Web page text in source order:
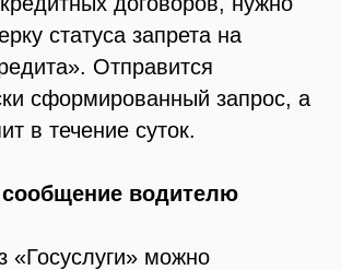
статуса запрета на
Отправится
сформированный запрос, а
в течение суток.
водителю
«Госуслуги» можно